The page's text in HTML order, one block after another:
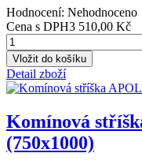
Hodnocení: Nehodnoceno
Cena s DPH3 510,00 Kč
Detail zboží
Komínová
(750x1000)